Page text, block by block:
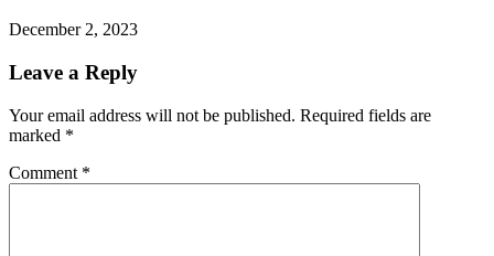
December 2, 2023
Leave a Reply
Your email address will not be published. Required fields are
marked *
Comment *